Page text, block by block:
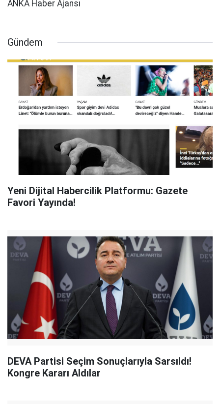
ANKA Haber Ajansı
Gündem
Yeni Dijital Habercilik Platformu: Gazete
Favori Yayında!
DEVA Partisi Seçim Sonuçlarıyla Sarsıldı!
Kongre Kararı Aldılar